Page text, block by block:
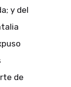
y del
de